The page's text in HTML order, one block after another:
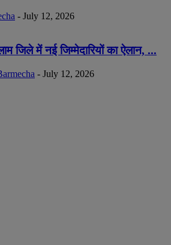
- July 12, 2026
जिले में नई जिम्मेदारियों का ऐलान, ...
- July 12, 2026